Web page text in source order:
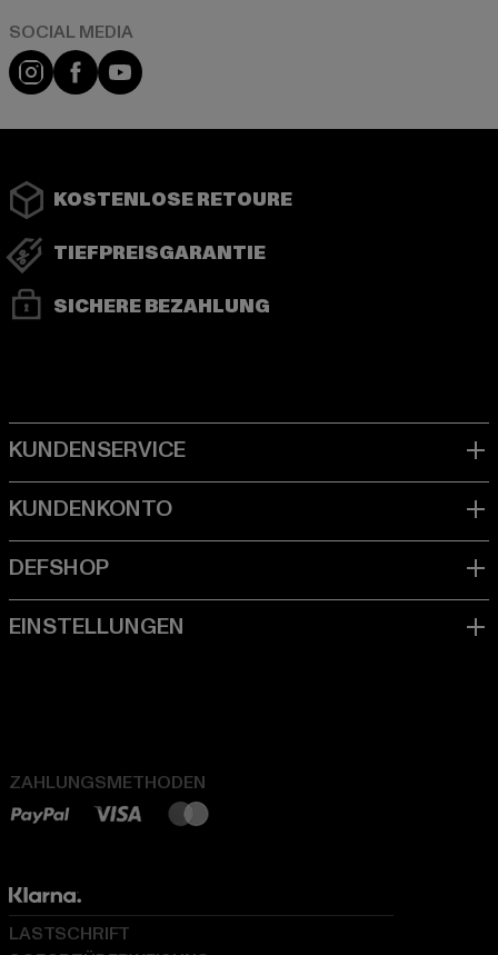
Instagram
FacebookYouTube
KOSTENLOSE RETOURE
TIEFPREISGARANTIE
SICHERE BEZAHLUNG
ZAHLUNGSMETHODEN
LASTSCHRIFT